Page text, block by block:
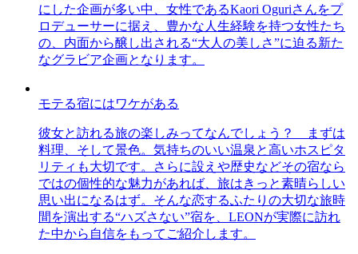
にした企画が多い中、女性であるKaori Oguriさんをプ
ロデューサーに据え、豊かな人生経験を持つ女性たち
の、内面から醸し出される“大人の美しさ”に迫る新た
なグラビア企画となります。
モテる宿にはワケがある
彼女と訪れる旅の楽しみってなんでしょう？ まずは
料理、そして景色。気持ちのいい温泉と高いホスピタ
リティも大切です。さらに設えや歴史などその宿なら
ではの個性的な魅力があれば、旅はきっと素晴らしい
思い出になるはず。そんな恋するふたりの大切な旅時
間を演出する“ハズさない”宿を、LEONが実際に訪れ
た中から自信をもってご紹介します。